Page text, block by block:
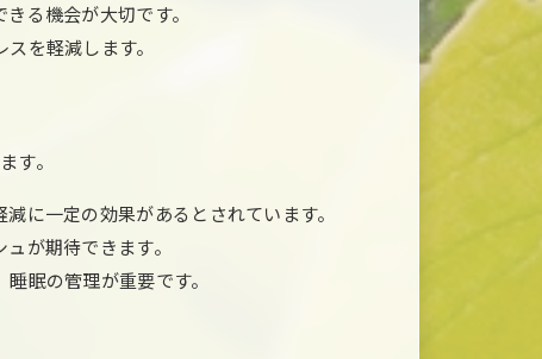
る機会が大切です。
を軽減します。
す。
減に一定の効果があるとされています。
が期待できます。
眠の管理が重要です。